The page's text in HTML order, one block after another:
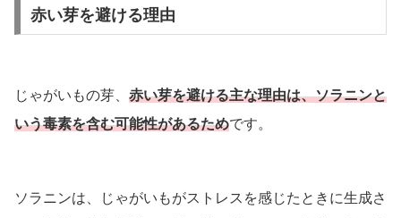
赤い芽を避ける理由
じゃがいもの芽、 赤い芽を避ける主な理由は、ソラニンと
いう毒素を含む可能性があるためです。
ソラニンは、じゃがいもがストレスを感じたときに生成さ